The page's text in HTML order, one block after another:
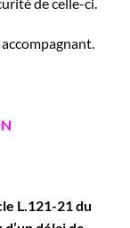
L.121-21 du